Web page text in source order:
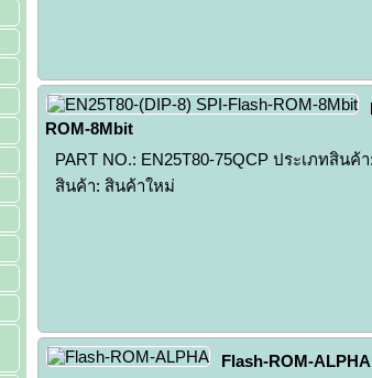
ROM-8Mbit
PART NO.: EN25T80-75QCP ประเภทสินค้
สินค้า: สินค้าใหม่
Flash-ROM-ALPHA